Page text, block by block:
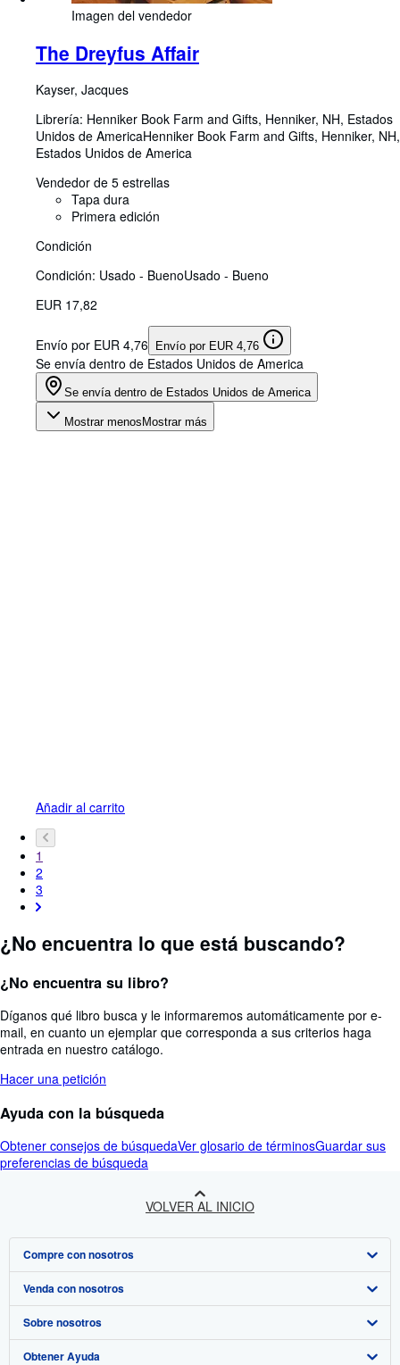
Imagen del vendedor
The Dreyfus Affair
Kayser, Jacques
Librería: Henniker Book Farm and Gifts, Henniker, NH, Estados
Unidos de AmericaHenniker Book Farm and Gifts, Henniker, NH,
Estados Unidos de America
Vendedor de 5 estrellas
Tapa dura
Primera edición
Condición
Condición: Usado - BuenoUsado - Bueno
EUR 17,82
Envío por EUR 4,76 Envío por EUR 4,76
Se envía dentro de Estados Unidos de America
Se envía dentro de Estados Unidos de America
Mostrar menos Mostrar más
Añadir al carrito
1
2
3
¿No encuentra lo que está buscando?
¿No encuentra su libro?
Díganos qué libro busca y le informaremos automáticamente por e-
mail, en cuanto un ejemplar que corresponda a sus criterios haga
entrada en nuestro catálogo.
Hacer una petición
Ayuda con la búsqueda
Obtener consejos de búsquedaVer glosario de términosGuardar sus
preferencias de búsqueda
VOLVER AL INICIO
Compre con nosotros
Búsqueda avanzada
Colecciones
Mi cuenta
Venda con nosotros
Comenzar a vender
Únase a nuestro programa de afiliados
Sobre nosotros
Sobre IberLibro
Obtener Ayuda